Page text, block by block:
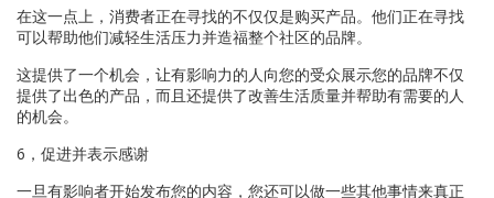
在这一点上，消费者正在寻找的不仅仅是购买产品。他们正在寻找
可以帮助他们减轻生活压力并造福整个社区的品牌。
这提供了一个机会，让有影响力的人向您的受众展示您的品牌不仅
提供了出色的产品，而且还提供了改善生活质量并帮助有需要的人
的机会。
6，促进并表示感谢
一旦有影响者开始发布您的内容，您还可以做一些其他事情来真正